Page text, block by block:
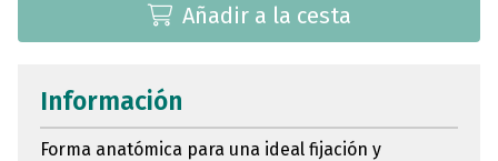
Añadir a la cesta
Información
Forma anatómica para una ideal fijación y